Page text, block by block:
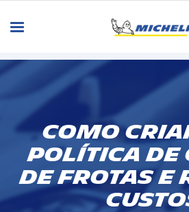
Como
política de
de frotas e